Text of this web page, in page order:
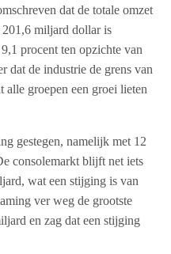
dat de totale omzet
miljard dollar is
procent ten opzichte van
dat de industrie de grens van
alle groepen een groei lieten
gestegen, namelijk met 12
consolemarkt blijft net iets
wat een stijging is van
ver weg de grootste
en zag dat een stijging